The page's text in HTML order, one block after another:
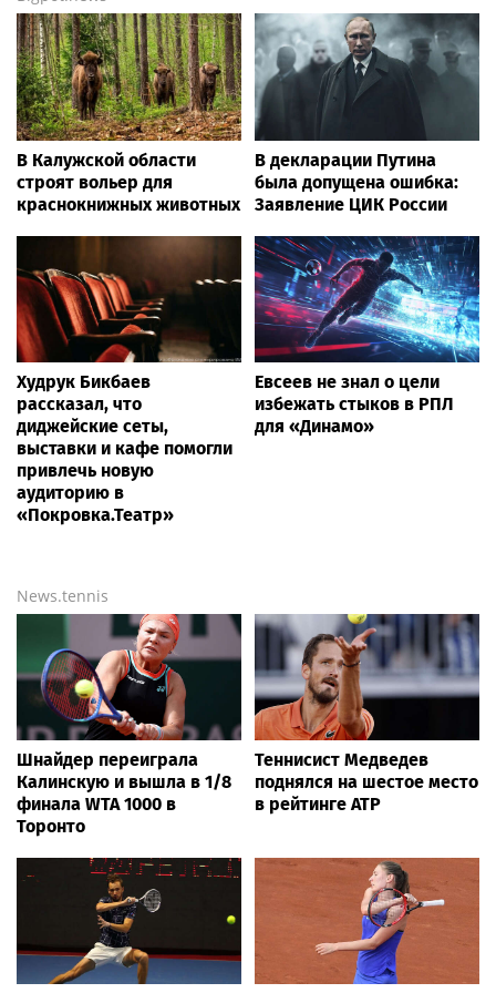
В Калужской области
строят вольер для
краснокнижных животных
В декларации Путина
была допущена ошибка:
Заявление ЦИК России
Худрук Бикбаев
рассказал, что
диджейские сеты,
выставки и кафе помогли
привлечь новую
аудиторию в
«Покровка.Театр»
Евсеев не знал о цели
избежать стыков в РПЛ
для «Динамо»
News.tennis
Шнайдер переиграла
Калинскую и вышла в 1/8
финала WTA 1000 в
Торонто
Теннисист Медведев
поднялся на шестое место
в рейтинге ATP